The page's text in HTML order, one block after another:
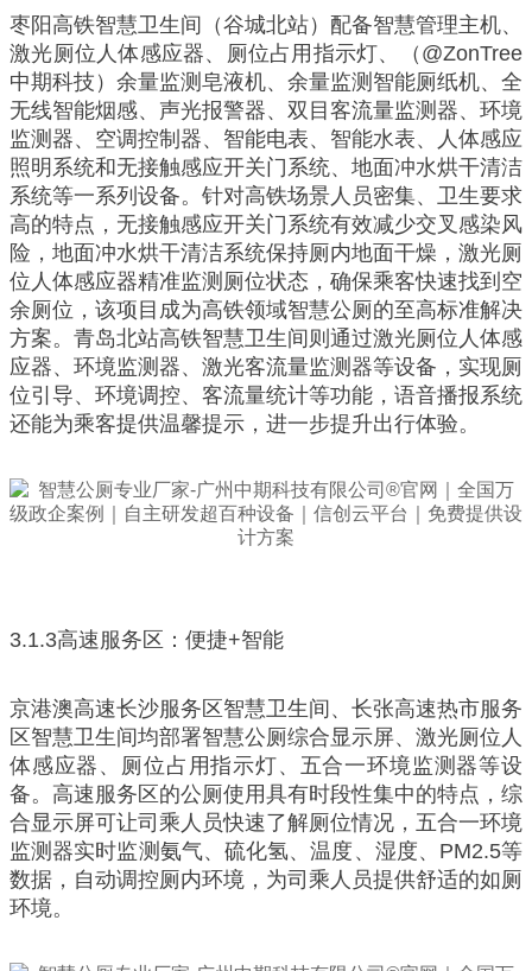
枣阳高铁智慧卫生间（谷城北站）配备智慧管理主机、
激光厕位人体感应器、厕位占用指示灯、（@ZonTree
中期科技）余量监测皂液机、余量监测智能厕纸机、全
无线智能烟感、声光报警器、双目客流量监测器、环境
监测器、空调控制器、智能电表、智能水表、人体感应
照明系统和无接触感应开关门系统、地面冲水烘干清洁
系统等一系列设备。针对高铁场景人员密集、卫生要求
高的特点，无接触感应开关门系统有效减少交叉感染风
险，地面冲水烘干清洁系统保持厕内地面干燥，激光厕
位人体感应器精准监测厕位状态，确保乘客快速找到空
余厕位，该项目成为高铁领域智慧公厕的至高标准解决
方案。青岛北站高铁智慧卫生间则通过激光厕位人体感
应器、环境监测器、激光客流量监测器等设备，实现厕
位引导、环境调控、客流量统计等功能，语音播报系统
还能为乘客提供温馨提示，进一步提升出行体验。
3.1.3高速服务区：便捷+智能
京港澳高速长沙服务区智慧卫生间、长张高速热市服务
区智慧卫生间均部署智慧公厕综合显示屏、激光厕位人
体感应器、厕位占用指示灯、五合一环境监测器等设
备。高速服务区的公厕使用具有时段性集中的特点，综
合显示屏可让司乘人员快速了解厕位情况，五合一环境
监测器实时监测氨气、硫化氢、温度、湿度、PM2.5等
数据，自动调控厕内环境，为司乘人员提供舒适的如厕
环境。